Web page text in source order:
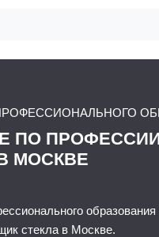
ПО
МОСКВЕ
стекла в Москве.